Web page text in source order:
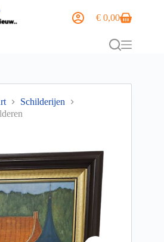
€ 0,00
Schilderijen